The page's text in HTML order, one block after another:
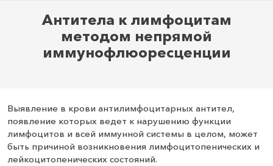
Антитела к лимфоцитам
методом непрямой
иммунофлюоресценции
Выявление в крови антилимфоцитарных антител,
появление которых ведет к нарушению функции
лимфоцитов и всей иммунной системы в целом, может
быть причиной возникновения лимфоцитопенических и
лейкоцитопенических состояний.